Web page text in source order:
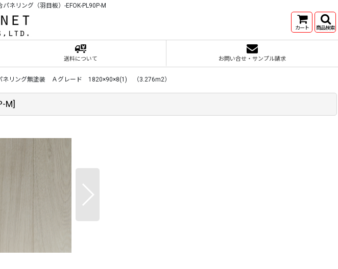
ネリング（羽目板）-EFOK-PL90P-M
カート 商品検索
送料について お問い合せ・サンプル請求
ネリング無塗装 Ａグレード 1820×90×8(1) （3.276m2）
M]